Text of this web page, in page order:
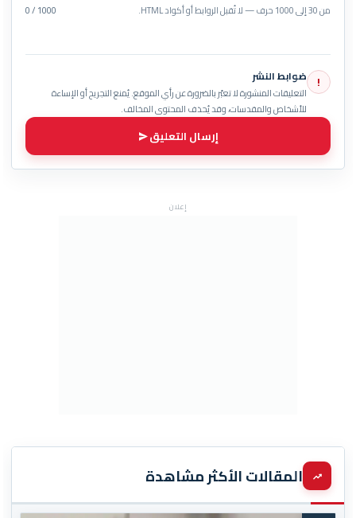
من 30 إلى 1000 حرف — لا تُقبل الروابط أو أكواد HTML. 0 / 1000
! ضوابط النشر
التعليقات المنشورة لا تعبّر بالضرورة عن رأي الموقع. يُمنع التجريح أو الإساءة
للأشخاص والمقدسات، وقد يُحذف المحتوى المخالف.
إرسال التعليق
إعلان
المقالات الأكثر مشاهدة